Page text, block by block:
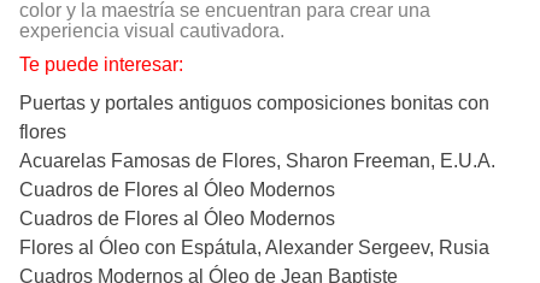
color y la maestría se encuentran para crear una
experiencia visual cautivadora.
Te puede interesar:
Puertas y portales antiguos composiciones bonitas con
flores
Acuarelas Famosas de Flores, Sharon Freeman, E.U.A.
Cuadros de Flores al Óleo Modernos
Cuadros de Flores al Óleo Modernos
Flores al Óleo con Espátula, Alexander Sergeev, Rusia
Cuadros Modernos al Óleo de Jean Baptiste